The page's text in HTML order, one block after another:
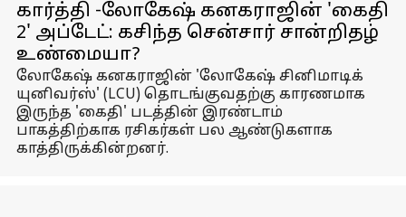
கார்த்தி -லோகேஷ் கனகராஜின் 'கைதி
2' அப்டேட்: கசிந்த சென்சார் சான்றிதழ்
உண்மையா?
லோகேஷ் கனகராஜின் 'லோகேஷ் சினிமாடிக்
யுனிவர்ஸ்' (LCU) தொடங்குவதற்கு காரணமாக
இருந்த 'கைதி' படத்தின் இரண்டாம்
பாகத்திற்காக ரசிகர்கள் பல ஆண்டுகளாக
காத்திருக்கின்றனர்.